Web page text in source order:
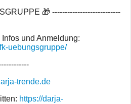
🎁 ---------------------------
und Anmeldung:
uebungsgruppe/
trende.de
https://darja-